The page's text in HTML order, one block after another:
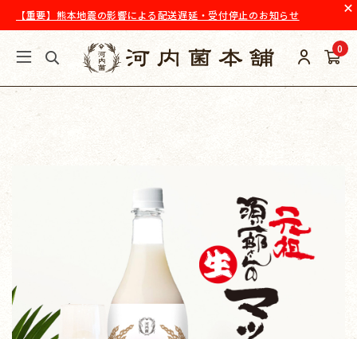
【重要】熊本地震の影響による配送遅延・受付停止のお知らせ
0